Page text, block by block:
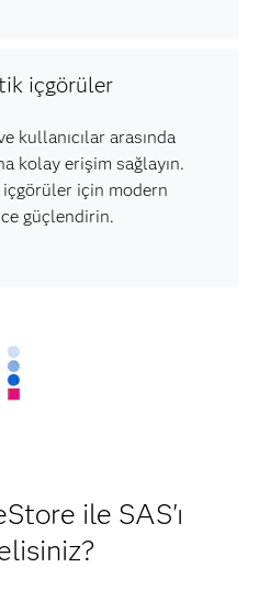
içgörüler
kullanıcılar arasında
kolay erişim sağlayın.
için modern
güçlendirin.
ile SAS'ı